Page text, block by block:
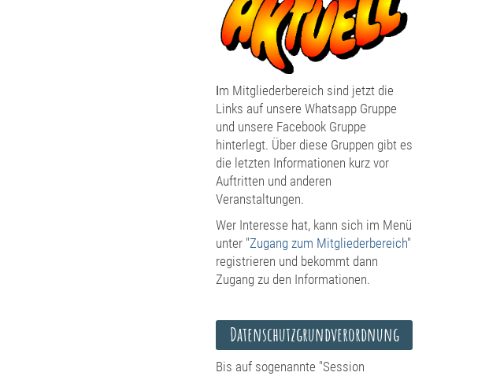
Im Mitgliederbereich sind jetzt die
Links auf unsere Whatsapp Gruppe
und unsere Facebook Gruppe
hinterlegt. Über diese Gruppen gibt es
die letzten Informationen kurz vor
Auftritten und anderen
Veranstaltungen.
Wer Interesse hat, kann sich im Menü
unter "Zugang zum Mitgliederbereich"
registrieren und bekommt dann
Zugang zu den Informationen.
Datenschutzgrundverordnung
Bis auf sogenannte "Session